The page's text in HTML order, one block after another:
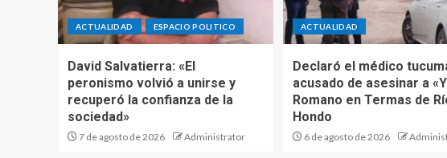
ACTUALIDAD ESPACIO POLITICO
David Salvatierra: «El
peronismo volvió a unirse y
recuperó la confianza de la
sociedad»
7 de agosto de 2026 Administrator
ACTUALIDAD
Declaró el médico
acusado de asesinar a
Romano en Termas de
Hondo
6 de agosto de 2026